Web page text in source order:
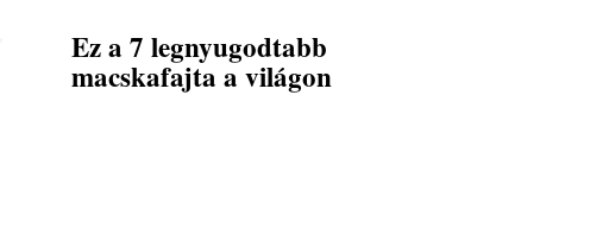
Ez a 7 legnyugodtabb
macskafajta a világon